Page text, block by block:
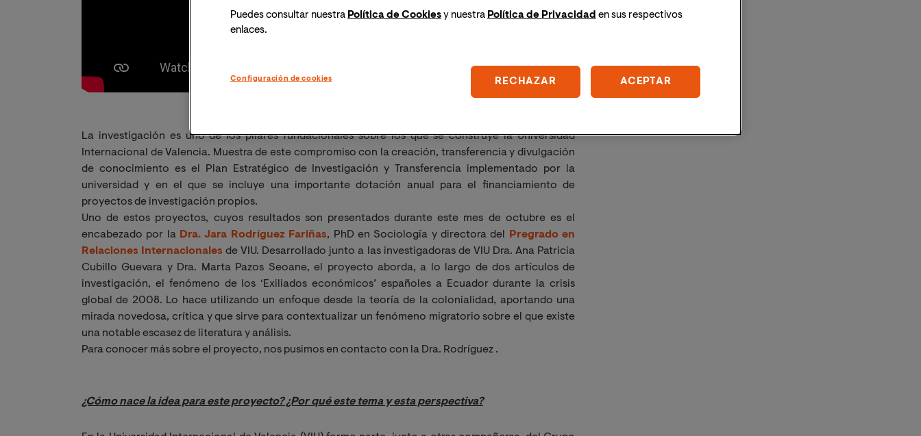
La investigación es uno de los pilares fundacionales sobre los que se construye la Universidad
Internacional de Valencia. Muestra de este compromiso con la creación, transferencia y divulgación
de conocimiento es el Plan Estratégico de Investigación y Transferencia implementado por la
universidad y en el que se incluye una importante dotación anual para el financiamiento de
proyectos de investigación propios.
Uno de estos proyectos, cuyos resultados son presentados durante este mes de octubre es el
encabezado por la Dra. Jara Rodríguez Fariñas, PhD en Sociología y directora del
Pregrado en
Relaciones Internacionales de VIU. Desarrollado junto a las investigadoras de VIU Dra. Ana Patricia
Cubillo Guevara y Dra. Marta Pazos Seoane, el proyecto aborda, a lo largo de dos artículos de
investigación, el fenómeno de los ‘Exiliados económicos’ españoles a Ecuador durante la crisis
global de 2008. Lo hace utilizando un enfoque desde la teoría de la colonialidad, aportando una
mirada novedosa, crítica y que sirve para contextualizar un fenómeno migratorio sobre el que existe
una notable escasez de literatura y análisis.
Para conocer más sobre el proyecto, nos pusimos en contacto con la Dra. Rodríguez .
¿Cómo nace la idea para este proyecto? ¿Por qué este tema y esta perspectiva?
Puedes consultar nuestra Política de Cookiesy nuestra Política de Privacidad en sus respectivos
enlaces.
Configuración de cookies RECHAZAR ACEPTAR